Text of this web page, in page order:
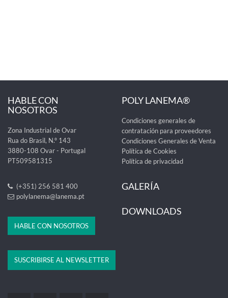
HABLE CON
NOSOTROS
Zona Industrial de Ovar
Rua do Brasil, N.º 143
3880-108 Ovar - Portugal
PT509581315
(+351) 256 581 400
polylanema@lanema.pt
HABLE CON NOSOTROS
POLY LANEMA®
Condiciones generales de
contratación para proveedores
Condiciones Generales de Venta
Política de Cookies
Política de privacidad
GALERÍA
DOWNLOADS
SUSCRIBIRSE AL NEWSLETTER